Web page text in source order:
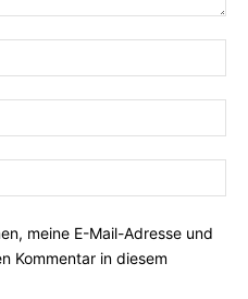
meine E-Mail-Adresse und
Kommentar in diesem